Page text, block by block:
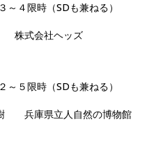
４限時（SDも兼ねる）
式会社ヘッズ
５限時（SDも兼ねる）
兵庫県立人自然の博物館